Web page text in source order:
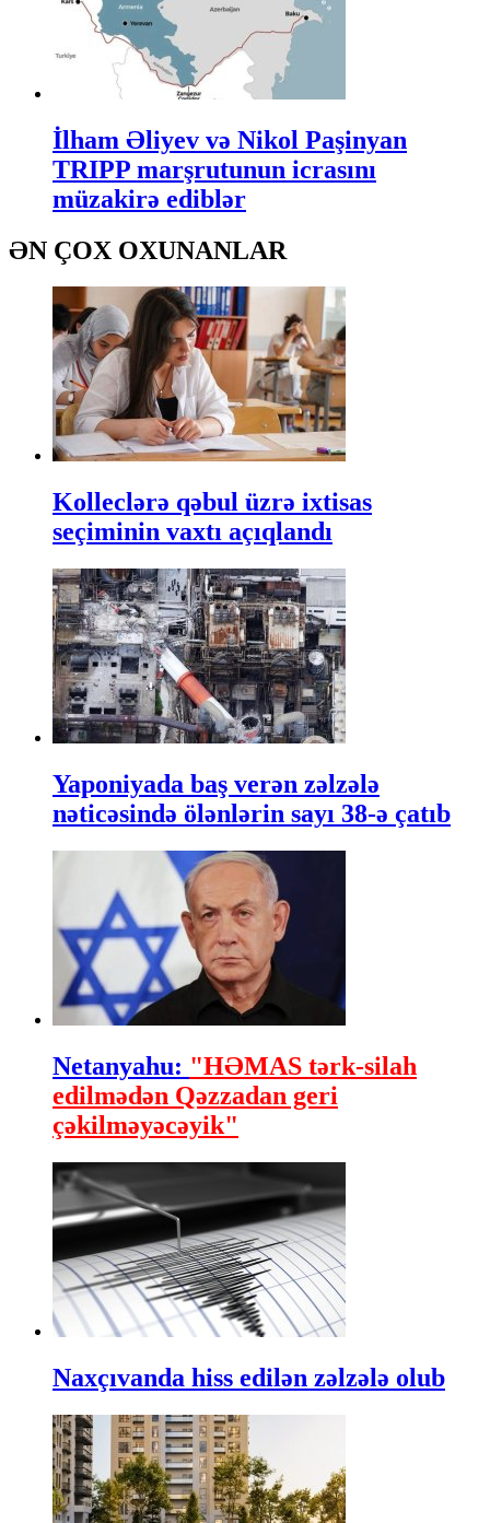
İlham Əliyev və Nikol Paşinyan
TRIPP marşrutunun icrasını
müzakirə ediblər
ƏN ÇOX OXUNANLAR
Kolleclərə qəbul üzrə ixtisas
seçiminin vaxtı açıqlandı
Yaponiyada baş verən zəlzələ
nəticəsində ölənlərin sayı 38-ə çatıb
Netanyahu: "HƏMAS tərk-silah
edilmədən Qəzzadan geri
çəkilməyəcəyik"
Naxçıvanda hiss edilən zəlzələ olub